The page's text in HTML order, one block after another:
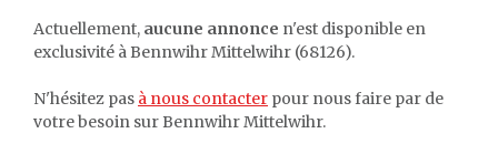
Actuellement, aucune annonce n'est disponible en
exclusivité à Bennwihr Mittelwihr (68126).
N'hésitez pas à nous contacter pour nous faire par de
votre besoin sur Bennwihr Mittelwihr.